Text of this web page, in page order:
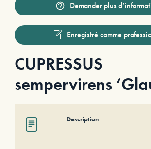
Demander plus
Enregistré comme
CUPRESSUS
sempervirens
Description